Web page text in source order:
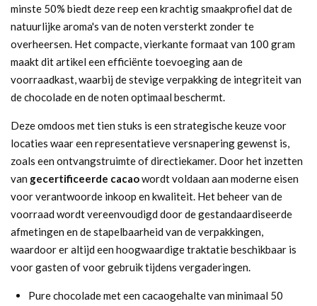
minste 50% biedt deze reep een krachtig smaakprofiel dat de
natuurlijke aroma's van de noten versterkt zonder te
overheersen. Het compacte, vierkante formaat van 100 gram
maakt dit artikel een efficiënte toevoeging aan de
voorraadkast, waarbij de stevige verpakking de integriteit van
de chocolade en de noten optimaal beschermt.
Deze omdoos met tien stuks is een strategische keuze voor
locaties waar een representatieve versnapering gewenst is,
zoals een ontvangstruimte of directiekamer. Door het inzetten
van gecertificeerde cacaowordt voldaan aan moderne eisen
voor verantwoorde inkoop en kwaliteit. Het beheer van de
voorraad wordt vereenvoudigd door de gestandaardiseerde
afmetingen en de stapelbaarheid van de verpakkingen,
waardoor er altijd een hoogwaardige traktatie beschikbaar is
voor gasten of voor gebruik tijdens vergaderingen.
Pure chocolade met een cacaogehalte van minimaal 50